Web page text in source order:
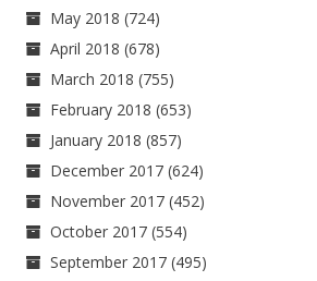
May 2018 (724)
April 2018 (678)
March 2018 (755)
February 2018 (653)
January 2018 (857)
December 2017 (624)
November 2017 (452)
October 2017 (554)
September 2017 (495)